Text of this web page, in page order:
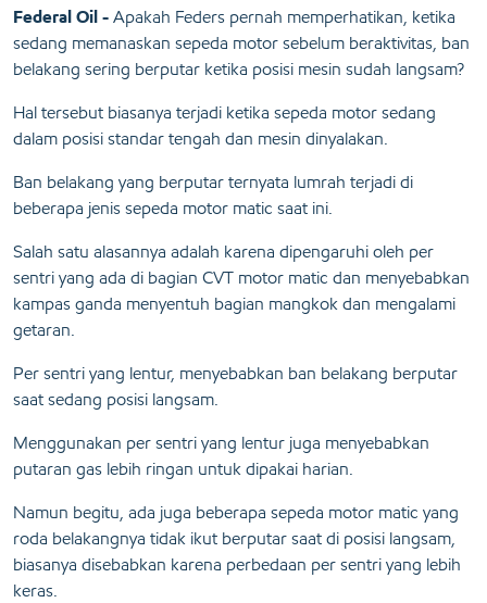
Federal Oil - Apakah Feders pernah memperhatikan, ketika
sedang memanaskan sepeda motor sebelum beraktivitas, ban
belakang sering berputar ketika posisi mesin sudah langsam?
Hal tersebut biasanya terjadi ketika sepeda motor sedang
dalam posisi standar tengah dan mesin dinyalakan.
Ban belakang yang berputar ternyata lumrah terjadi di
beberapa jenis sepeda motor matic saat ini.
Salah satu alasannya adalah karena dipengaruhi oleh per
sentri yang ada di bagian CVT motor matic dan menyebabkan
kampas ganda menyentuh bagian mangkok dan mengalami
getaran.
Per sentri yang lentur, menyebabkan ban belakang berputar
saat sedang posisi langsam.
Menggunakan per sentri yang lentur juga menyebabkan
putaran gas lebih ringan untuk dipakai harian.
Namun begitu, ada juga beberapa sepeda motor matic yang
roda belakangnya tidak ikut berputar saat di posisi langsam,
biasanya disebabkan karena perbedaan per sentri yang lebih
keras.